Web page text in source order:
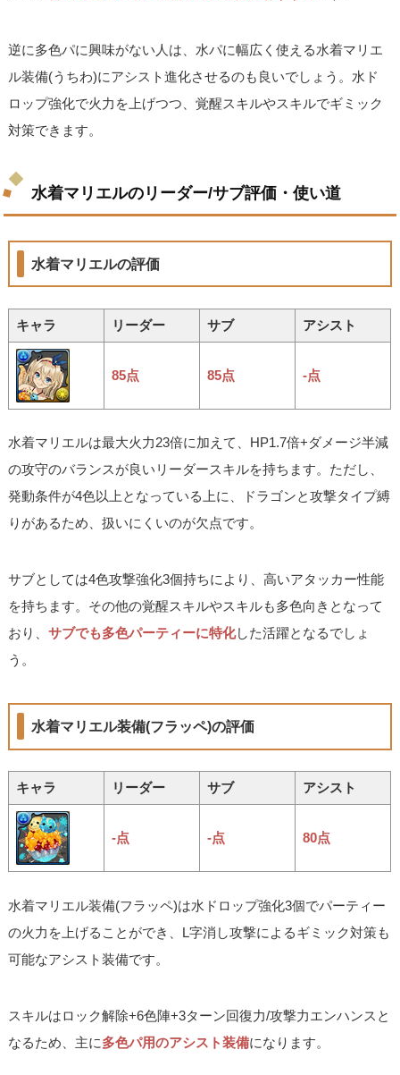
逆に多色パに興味がない人は、水パに幅広く使える水着マリエ
ル装備(うちわ)にアシスト進化させるのも良いでしょう。水ド
ロップ強化で火力を上げつつ、覚醒スキルやスキルでギミック
対策できます。
水着マリエルのリーダー/サブ評価・使い道
水着マリエルの評価
キャラ リーダー サブ アシスト
85点 85点 -点
水着マリエルは最大火力23倍に加えて、HP1.7倍+ダメージ半減
の攻守のバランスが良いリーダースキルを持ちます。ただし、
発動条件が4色以上となっている上に、ドラゴンと攻撃タイプ縛
りがあるため、扱いにくいのが欠点です。
サブとしては4色攻撃強化3個持ちにより、高いアタッカー性能
を持ちます。その他の覚醒スキルやスキルも多色向きとなって
おり、サブでも多色パーティーに特化した活躍となるでしょ
う。
水着マリエル装備(フラッペ)の評価
キャラ リーダー サブ アシスト
-点 -点 80点
水着マリエル装備(フラッペ)は水ドロップ強化3個でパーティー
の火力を上げることができ、L字消し攻撃によるギミック対策も
可能なアシスト装備です。
スキルはロック解除+6色陣+3ターン回復力/攻撃力エンハンスと
なるため、主に多色パ用のアシスト装備になります。